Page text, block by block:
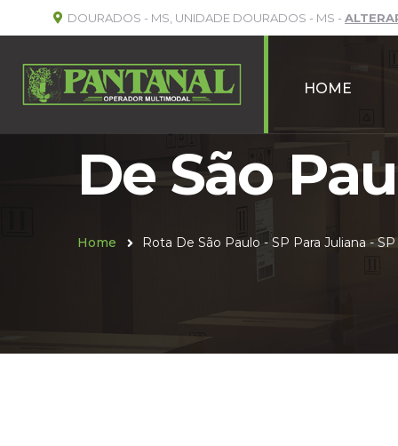
DOURADOS - MS, UNIDADE DOURADOS - MS -
HOME
De São
Home Rota De São Paulo - SP Para Juliana - SP